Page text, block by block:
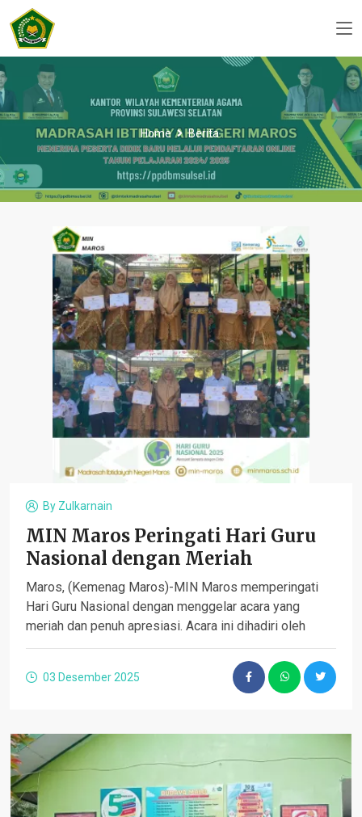
Home Berita
By Zulkarnain
MIN Maros Peringati Hari Guru
Nasional dengan Meriah
Maros, (Kemenag Maros)-MIN Maros memperingati
Hari Guru Nasional dengan menggelar acara yang
meriah dan penuh apresiasi. Acara ini dihadiri oleh
03 Desember 2025